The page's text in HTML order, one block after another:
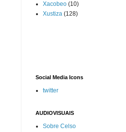
Xacobeo (10)
Xustiza (128)
Social Media Icons
twitter
AUDIOVISUAIS
Sobre Celso